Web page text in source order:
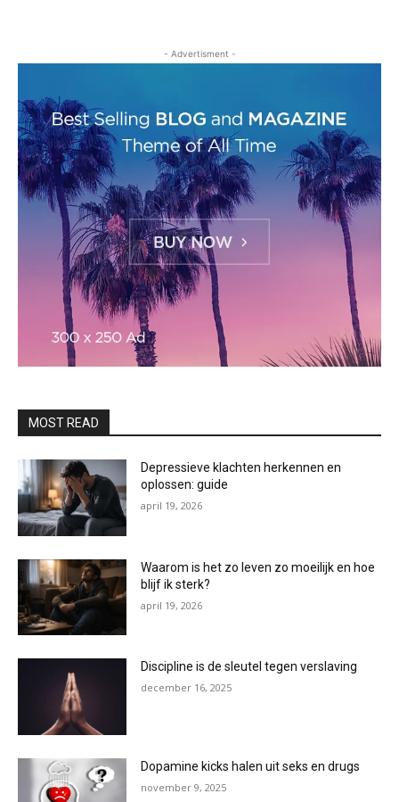
- Advertisment -
MOST READ
Depressieve klachten herkennen en
oplossen: guide
april 19, 2026
Waarom is het zo leven zo moeilijk en hoe
blijf ik sterk?
april 19, 2026
Discipline is de sleutel tegen verslaving
december 16, 2025
Dopamine kicks halen uit seks en drugs
november 9, 2025